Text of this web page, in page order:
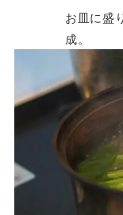
お皿に盛
成。